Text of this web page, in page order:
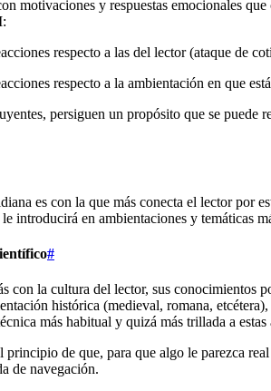
motivaciones y respuestas emocionales
respecto a las del lector (ataque de
respecto a la ambientación en que
persiguen un propósito que se
es con la que más conecta el lector por
introducirá en ambientaciones y temáticas
#
con la cultura del lector, sus
histórica (medieval, romana,
más habitual y quizá más trillada a estas
de que, para que algo le parezca
de navegación.